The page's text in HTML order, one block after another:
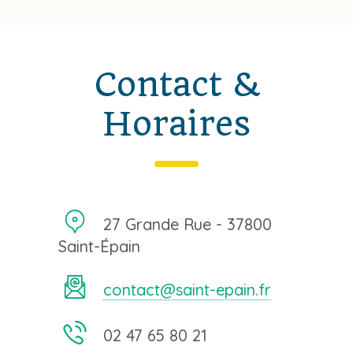
Contact &
Horaires
27 Grande Rue - 37800
Saint-Épain
contact@saint-epain.fr
02 47 65 80 21